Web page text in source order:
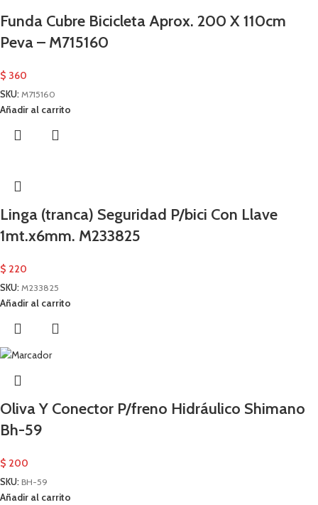
Funda Cubre Bicicleta Aprox. 200 X 110cm
Peva – M715160
$ 360
SKU: M715160
Añadir al carrito
Linga (tranca) Seguridad P/bici Con Llave
1mt.x6mm. M233825
$ 220
SKU: M233825
Añadir al carrito
Oliva Y Conector P/freno Hidráulico Shimano
Bh-59
$ 200
SKU: BH-59
Añadir al carrito